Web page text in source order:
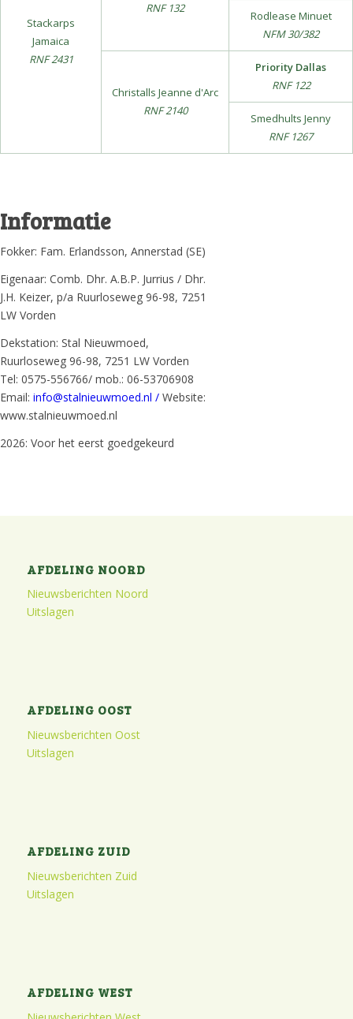
Stackarps
Jamaica
RNF 2431
RNF 132
Rodlease Minuet
NFM 30/382
Christalls Jeanne d'Arc
RNF 2140
Priority Dallas
RNF 122
Smedhults Jenny
RNF 1267
Informatie
Fokker: Fam. Erlandsson, Annerstad (SE)
Eigenaar: Comb. Dhr. A.B.P. Jurrius / Dhr.
J.H. Keizer, p/a Ruurloseweg 96-98, 7251
LW Vorden
Dekstation: Stal Nieuwmoed,
Ruurloseweg 96-98, 7251 LW Vorden
Tel: 0575-556766/ mob.: 06-53706908
Email: info@stalnieuwmoed.nl / Website:
www.stalnieuwmoed.nl
2026: Voor het eerst goedgekeurd
AFDELING NOORD
Nieuwsberichten Noord
Uitslagen
AFDELING OOST
Nieuwsberichten Oost
Uitslagen
AFDELING ZUID
Nieuwsberichten Zuid
Uitslagen
AFDELING WEST